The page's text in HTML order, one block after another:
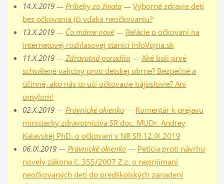
14.X.2019 — Príbehy zo života— Výborné zdravie detí
bez očkovania (či vďaka neočkovaniu?
13.X.2019 — Čo máme nové— Relácie o očkovaní na
internetovej rozhlasovej stanici InfoVojna.sk
11.X.2019 — Zdravotná poradňa— Aké boli prvé
schválené vakcíny proti detskej obrne? Bezpečné a
účinné, ako nás to učí očkovacie bájoslovie? Ani
omylom!
02.X.2019 — Právnické okienko— Komentár k prejavu
ministerky zdravotníctva SR doc. MUDr. Andrey
Kalavskej PhD. o očkovaní v NR SR 12.IX.2019
06.IX.2019 — Právnické okienko— Petícia proti návrhu
novely zákona č. 355/2007 Z.z. o neprijímaní
neočkovaných detí do predškolských zariadení